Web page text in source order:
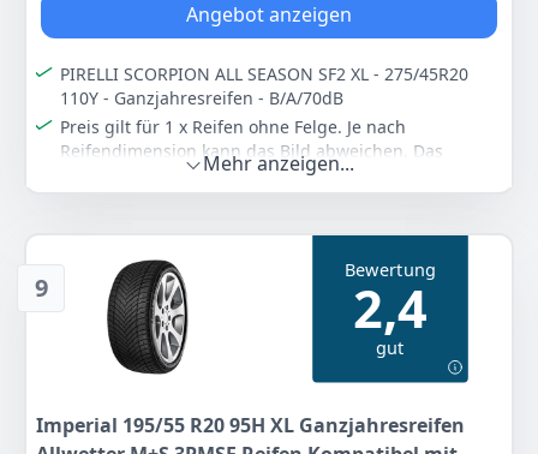
Angebot anzeigen
PIRELLI SCORPION ALL SEASON SF2 XL - 275/45R20
110Y - Ganzjahresreifen - B/A/70dB
Preis gilt für 1 x Reifen ohne Felge. Je nach
Reifendimension kann das Bild abweichen. Das
Produktionsdatum der Reifen (DOT) ist nicht älter als
36 Monate (neu). Vergleichen Sie unbedingt die
eingetragen, die nicht auf Ihre Felgen passt.
High-Performance-Reifen
Allwetterreifen
Gewicht
15 kg
96 €
Mehr anzeigen...
9
Bewertung
2,4
gut
Imperial 195/55 R20 95H XL Ganzjahresreifen